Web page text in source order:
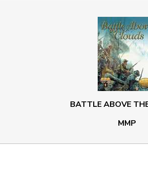
BATTLE ABOVE
MMP